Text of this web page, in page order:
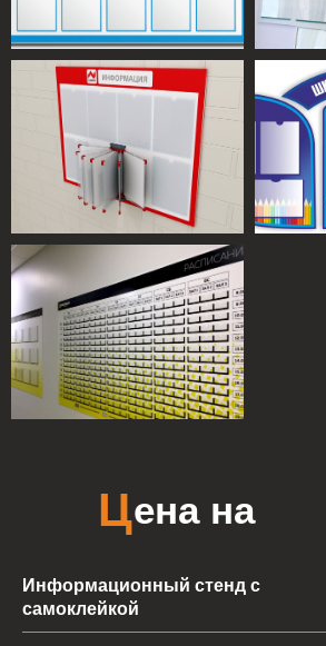
Информационный стенд с
самоклейкой
тенд
информационный
настенный может
выполнять множество
функций:
С
аши
Н